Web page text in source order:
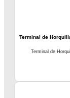
Terminal de